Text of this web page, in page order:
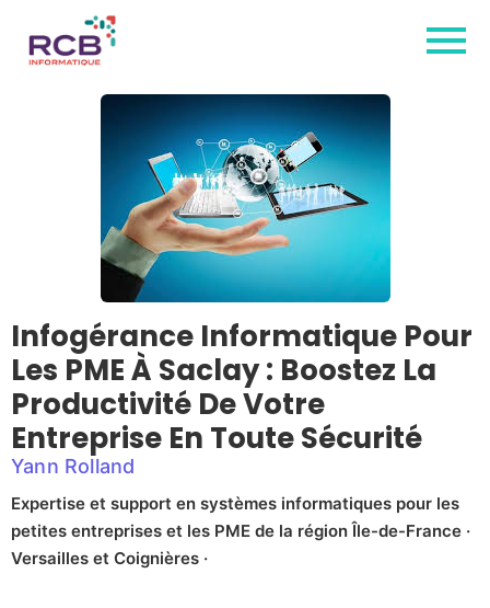
Infogérance Informatique Pour
Les PME À Saclay : Boostez La
Productivité De Votre
Entreprise En Toute Sécurité
Yann Rolland
Expertise et support en systèmes informatiques pour les
petites entreprises et les PME de la région Île-de-France ·
Versailles et Coignières ·